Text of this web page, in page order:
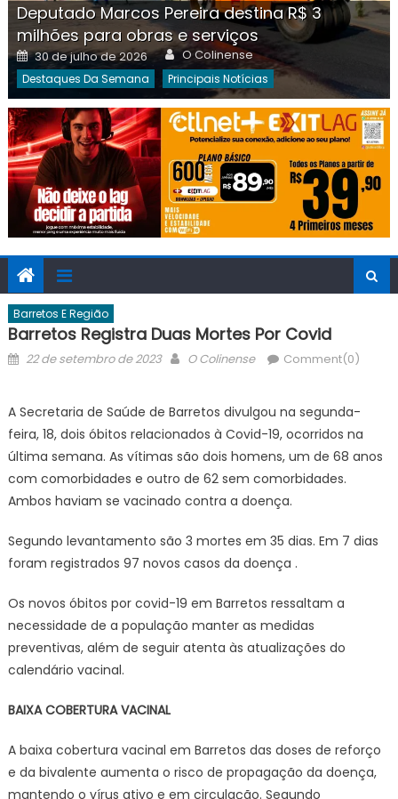
Deputado Marcos Pereira destina R$ 3
milhões para obras e serviços
Posted
on
30 de julho de 2026 Author
O Colinense
Destaques Da Semana Principais Notícias
Barretos E Região
Barretos Registra Duas Mortes Por Covid
Posted
22 de setembro de 2023 Author
O Colinense Comment(0)
A Secretaria de Saúde de Barretos divulgou na segunda-
feira, 18, dois óbitos relacionados à Covid-19, ocorridos na
última semana. As vítimas são dois homens, um de 68 anos
com comorbidades e outro de 62 sem comorbidades.
Ambos haviam se vacinado contra a doença.
Segundo levantamento são 3 mortes em 35 dias. Em 7 dias
foram registrados 97 novos casos da doença .
Os novos óbitos por covid-19 em Barretos ressaltam a
necessidade de a população manter as medidas
preventivas, além de seguir atenta às atualizações do
calendário vacinal.
BAIXA COBERTURA VACINAL
A baixa cobertura vacinal em Barretos das doses de reforço
e da bivalente aumenta o risco de propagação da doença,
mantendo o vírus ativo e em circulação. Segundo